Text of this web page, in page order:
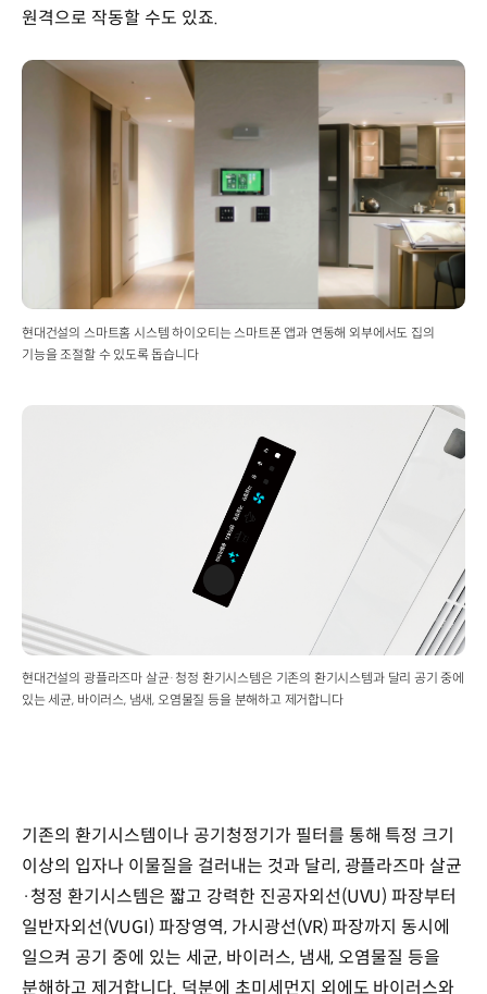
원격으로 작동할 수도 있죠.
현대건설의 스마트홈 시스템 하이오티는 스마트폰 앱과 연동해 외부에서도 집의
기능을 조절할 수 있도록 돕습니다
현대건설의 광플라즈마 살균·청정 환기시스템은 기존의 환기시스템과 달리 공기 중에
있는 세균, 바이러스, 냄새, 오염물질 등을 분해하고 제거합니다
기존의 환기시스템이나 공기청정기가 필터를 통해 특정 크기
이상의 입자나 이물질을 걸러내는 것과 달리, 광플라즈마 살균
·청정 환기시스템은 짧고 강력한 진공자외선(UVU) 파장부터
일반자외선(VUGI) 파장영역, 가시광선(VR) 파장까지 동시에
일으켜 공기 중에 있는 세균, 바이러스, 냄새, 오염물질 등을
분해하고 제거합니다. 덕분에 초미세먼지 외에도 바이러스와